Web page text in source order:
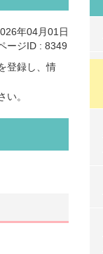
年04月01日
ージID : 8349
登録し、情
。